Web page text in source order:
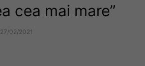
cea mai mare”
27/02/2021